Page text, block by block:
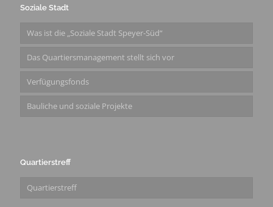
Soziale Stadt
Was ist die „Soziale Stadt Speyer-Süd“
Das Quartiersmanagement stellt sich vor
Verfügungsfonds
Bauliche und soziale Projekte
Quartierstreff
Quartierstreff